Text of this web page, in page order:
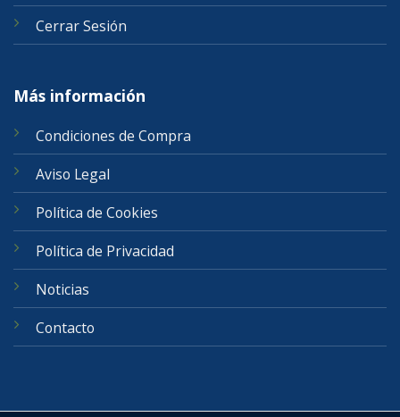
Cerrar Sesión
Más información
Condiciones de Compra
Aviso Legal
Política de Cookies
Política de Privacidad
Noticias
Contacto